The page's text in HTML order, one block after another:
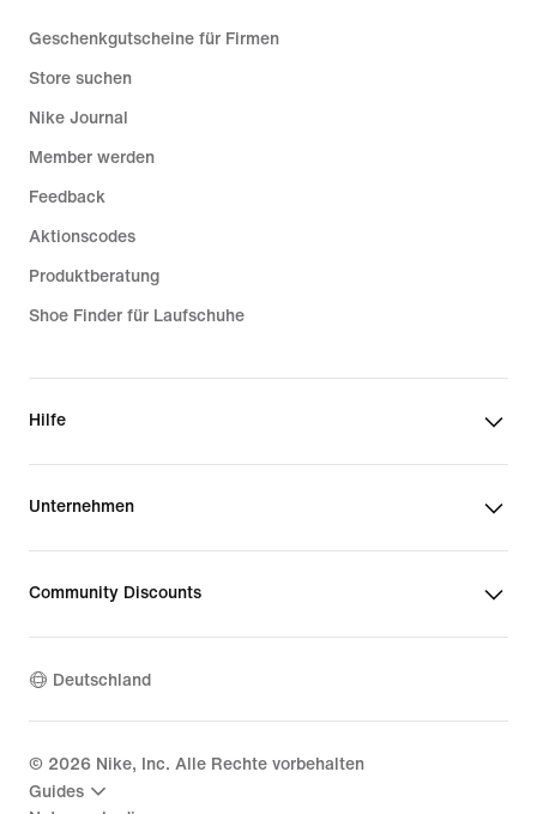
Geschenkgutscheine für Firmen
Store suchen
Nike Journal
Member werden
Feedback
Aktionscodes
Produktberatung
Shoe Finder für Laufschuhe
Hilfe
Unternehmen
Community Discounts
Deutschland
© 2026 Nike, Inc. Alle Rechte vorbehalten
Guides